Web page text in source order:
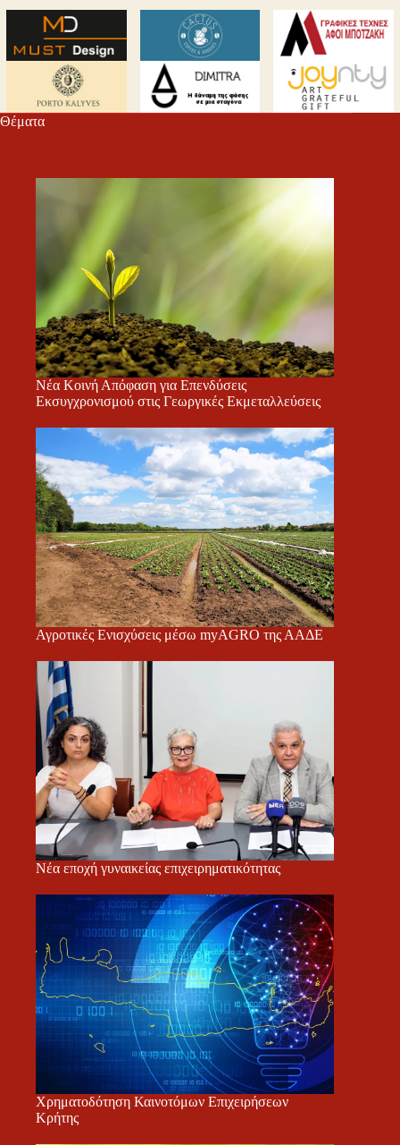
Θέματα
Νέα Κοινή Απόφαση για Επενδύσεις
Εκσυγχρονισμού στις Γεωργικές Εκμεταλλεύσεις
Αγροτικές Ενισχύσεις μέσω myAGRO της ΑΑΔΕ
Νέα εποχή γυναικείας επιχειρηματικότητας
Χρηματοδότηση Καινοτόμων Επιχειρήσεων
Κρήτης